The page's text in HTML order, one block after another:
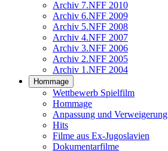
Archiv 7.NFF 2010
Archiv 6.NFF 2009
Archiv 5.NFF 2008
Archiv 4.NFF 2007
Archiv 3.NFF 2006
Archiv 2.NFF 2005
Archiv 1.NFF 2004
Hommage
Wettbewerb Spielfilm
Hommage
Anpassung und Verweigerung
Hits
Filme aus Ex-Jugoslavien
Dokumentarfilme